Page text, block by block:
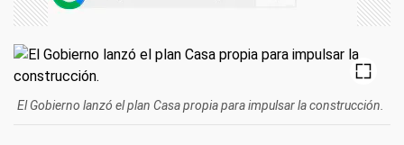
El Gobierno lanzó el plan Casa propia para impulsar la construcción.